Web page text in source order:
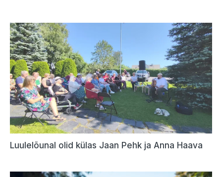
Luulelõunal olid külas Jaan Pehk ja Anna Haava